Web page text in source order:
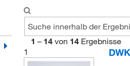
1 – 14 von 14 Ergebnisse
1